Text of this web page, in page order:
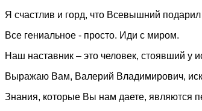
Я счастлив и горд, что Всевышний
Все гениальное - просто. Иди с миром.
Наш наставник – это человек, стоявший у
Выражаю Вам, Валерий Владимирович,
Знания, которые Вы нам даете, являются